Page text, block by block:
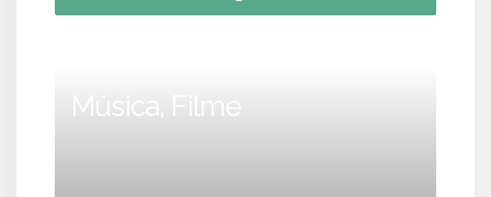
Música, Filme